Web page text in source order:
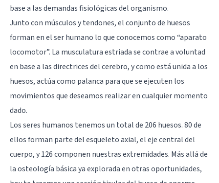
base a las demandas fisiológicas del organismo.
Junto con músculos y tendones, el conjunto de huesos
forman en el ser humano lo que conocemos como “aparato
locomotor”. La musculatura estriada se contrae a voluntad
en base a las directrices del cerebro, y como está unida a los
huesos, actúa como palanca para que se ejecuten los
movimientos que deseamos realizar en cualquier momento
dado.
Los seres humanos tenemos un total de 206 huesos. 80 de
ellos forman parte del esqueleto axial, el eje central del
cuerpo, y 126 componen nuestras extremidades. Más allá de
la osteología básica ya explorada en otras oportunidades,